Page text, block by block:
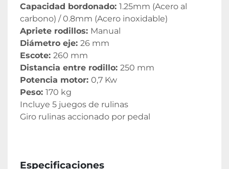
Capacidad bordonado: 1.25mm (Acero al
carbono) / 0.8mm (Acero inoxidable)
Apriete rodillos: Manual
Diámetro eje: 26 mm
Escote: 260 mm
Distancia entre rodillo: 250 mm
Potencia motor: 0,7 Kw
Peso: 170 kg
Incluye 5 juegos de rulinas
Giro rulinas accionado por pedal
Especificaciones